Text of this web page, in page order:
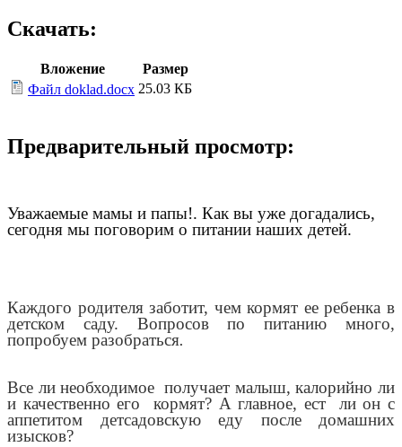
Скачать:
Вложение
Размер
Файл doklad.docx 25.03 КБ
Предварительный просмотр:
Уважаемые мамы и папы!. Как вы уже догадались,
сегодня мы поговорим о питании наших детей.
Каждого родителя заботит, чем кормят ее ребенка в
детском саду. Вопросов по питанию много,
попробуем разобраться.
Все ли необходимое получает малыш, калорийно ли
и качественно его кормят? А главное, ест ли он с
аппетитом детсадовскую еду после домашних
изысков?